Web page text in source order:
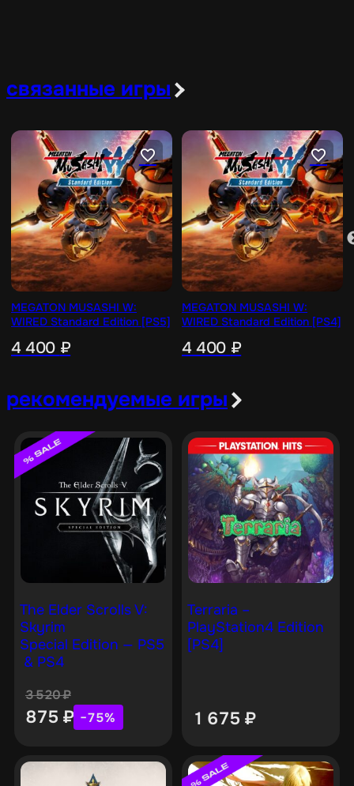
связанные игры
MEGATON MUSASHI W:
WIRED Standard Edition [PS5]
4 400 ₽
MEGATON MUSASHI W:
WIRED Standard Edition [PS4]
4 400 ₽
рекомендуемые игры
The Elder Scrolls V:
Skyrim
Special Edition — PS5
& PS4
3 520₽
875 ₽ −75%
Terraria –
PlayStation4 Edition
[PS4]
1 675 ₽